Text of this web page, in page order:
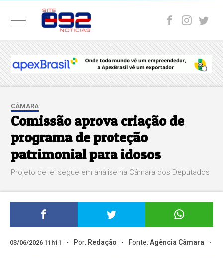
CÂMARA
Comissão aprova criação de
programa de proteção
patrimonial para idosos
Projeto de lei segue em análise na Câmara dos Deputados
03/06/2026 11h11 Por: Redação Fonte:Agência Câmara